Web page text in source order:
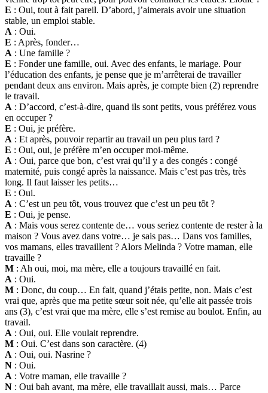
E : Oui, tout à fait pareil. D’abord, j’aimerais avoir une situation
stable, un emploi stable.
A : Oui.
E : Après, fonder…
A : Une famille ?
E : Fonder une famille, oui. Avec des enfants, le mariage. Pour
l’éducation des enfants, je pense que je m’arrêterai de travailler
pendant deux ans environ. Mais après, je compte bien (2) reprendre
le travail.
A : D’accord, c’est-à-dire, quand ils sont petits, vous préférez vous
en occuper ?
E : Oui, je préfère.
A : Et après, pouvoir repartir au travail un peu plus tard ?
E : Oui, oui, je préfère m’en occuper moi-même.
A : Oui, parce que bon, c’est vrai qu’il y a des congés : congé
maternité, puis congé après la naissance. Mais c’est pas très, très
long. Il faut laisser les petits…
E : Oui.
A : C’est un peu tôt, vous trouvez que c’est un peu tôt ?
E : Oui, je pense.
A : Mais vous serez contente de… vous seriez contente de rester à la
maison ? Vous avez dans votre… je sais pas… Dans vos familles,
vos mamans, elles travaillent ? Alors Melinda ? Votre maman, elle
travaille ?
M : Ah oui, moi, ma mère, elle a toujours travaillé en fait.
A : Oui.
M : Donc, du coup… En fait, quand j’étais petite, non. Mais c’est
vrai que, après que ma petite sœur soit née, qu’elle ait passée trois
ans (3), c’est vrai que ma mère, elle s’est remise au boulot. Enfin, au
travail.
A : Oui, oui. Elle voulait reprendre.
M : Oui. C’est dans son caractère. (4)
A : Oui, oui. Nasrine ?
N : Oui.
A : Votre maman, elle travaille ?
N : Oui bah avant, ma mère, elle travaillait aussi, mais… Parce